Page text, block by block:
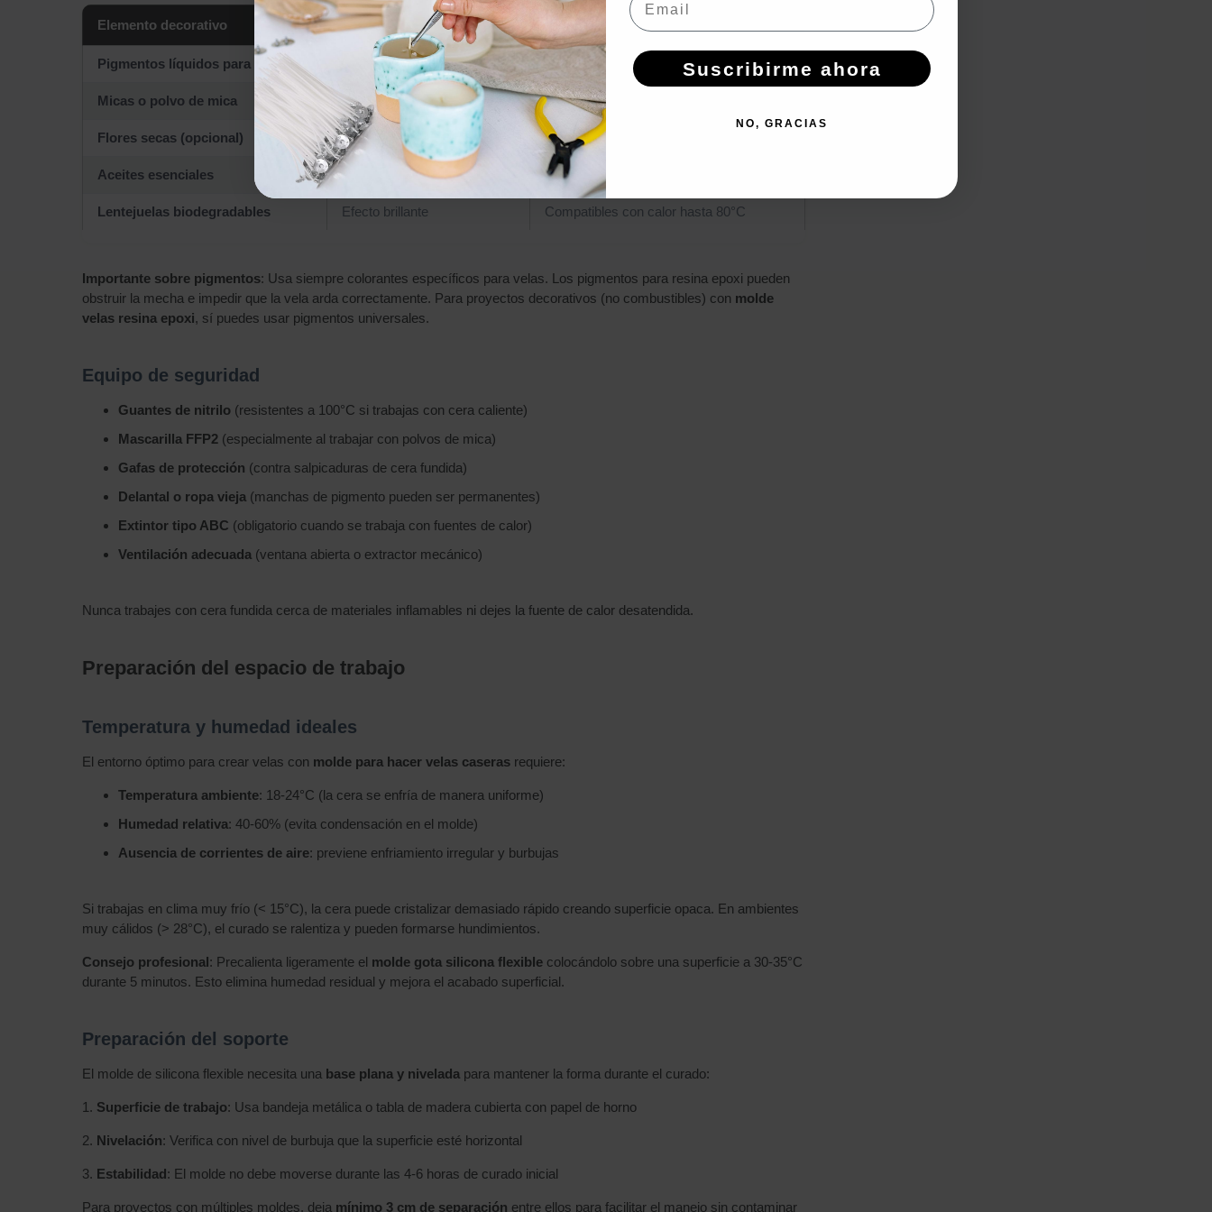
Elemento decorativo Uso recomendado Observaciones
Pigmentos líquidos para velas Efecto marmoleado 2-3 colores complementarios
Micas o polvo de mica Acabado perlado/metálico Cantidad mínima (punta de espátula)
Flores secas (opcional) Inclusiones botánicas Deben estar completamente secas
Aceites esenciales Aromatización 3-5% del peso total de cera
Lentejuelas biodegradables Efecto brillante Compatibles con calor hasta 80°C
Importante sobre pigmentos: Usa siempre colorantes específicos para velas. Los pigmentos para resina epoxi pueden
obstruir la mecha e impedir que la vela arda correctamente. Para proyectos decorativos (no combustibles) con molde
velas resina epoxi, sí puedes usar pigmentos universales.
Equipo de seguridad
Guantes de nitrilo (resistentes a 100°C si trabajas con cera caliente)
Mascarilla FFP2 (especialmente al trabajar con polvos de mica)
Gafas de protección (contra salpicaduras de cera fundida)
Delantal o ropa vieja (manchas de pigmento pueden ser permanentes)
Extintor tipo ABC (obligatorio cuando se trabaja con fuentes de calor)
Ventilación adecuada (ventana abierta o extractor mecánico)
Nunca trabajes con cera fundida cerca de materiales inflamables ni dejes la fuente de calor desatendida.
Preparación del espacio de trabajo
Temperatura y humedad ideales
El entorno óptimo para crear velas con molde para hacer velas caseras requiere:
Temperatura ambiente: 18-24°C (la cera se enfría de manera uniforme)
Humedad relativa: 40-60% (evita condensación en el molde)
Ausencia de corrientes de aire: previene enfriamiento irregular y burbujas
Si trabajas en clima muy frío (< 15°C), la cera puede cristalizar demasiado rápido creando superficie opaca. En ambientes
muy cálidos (> 28°C), el curado se ralentiza y pueden formarse hundimientos.
Consejo profesional: Precalienta ligeramente el molde gota silicona flexible colocándolo sobre una superficie a 30-35°C
durante 5 minutos. Esto elimina humedad residual y mejora el acabado superficial.
Preparación del soporte
El molde de silicona flexible necesita una base plana y nivelada para mantener la forma durante el curado:
1. Superficie de trabajo: Usa bandeja metálica o tabla de madera cubierta con papel de horno
2. Nivelación: Verifica con nivel de burbuja que la superficie esté horizontal
3. Estabilidad: El molde no debe moverse durante las 4-6 horas de curado inicial
Para proyectos con múltiples moldes, deja mínimo 3 cm de separación entre ellos para facilitar el manejo sin contaminar
Suscribirme ahora
NO, GRACIAS